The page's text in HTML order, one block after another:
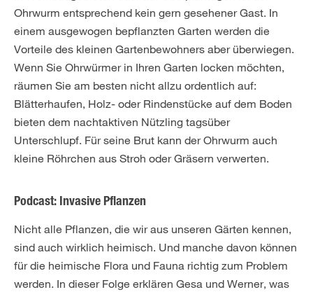
Ohrwurm entsprechend kein gern gesehener Gast. In
einem ausgewogen bepflanzten Garten werden die
Vorteile des kleinen Gartenbewohners aber überwiegen.
Wenn Sie Ohrwürmer in Ihren Garten locken möchten,
räumen Sie am besten nicht allzu ordentlich auf:
Blätterhaufen, Holz- oder Rindenstücke auf dem Boden
bieten dem nachtaktiven Nützling tagsüber
Unterschlupf. Für seine Brut kann der Ohrwurm auch
kleine Röhrchen aus Stroh oder Gräsern verwerten.
Podcast: Invasive Pflanzen
Nicht alle Pflanzen, die wir aus unseren Gärten kennen,
sind auch wirklich heimisch. Und manche davon können
für die heimische Flora und Fauna richtig zum Problem
werden. In dieser Folge erklären Gesa und Werner, was